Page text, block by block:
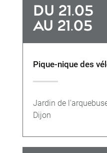
DU 21.05
AU 21.05
Pique-nique des
Jardin de
Dijon